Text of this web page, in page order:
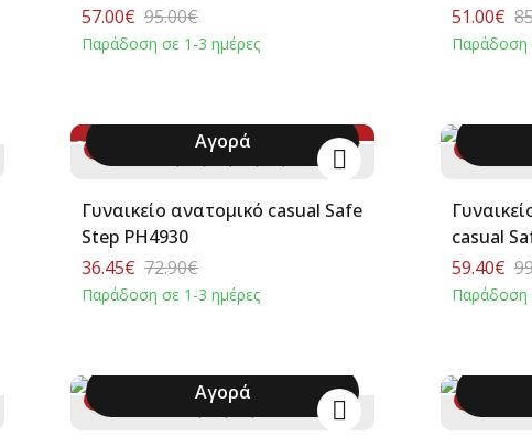
57.00€ 95.00€
Παράδοση σε 1-3 ημέρες
51.00€
Παράδοση
24:19:09:46
Αγορά
Γυναικείο ανατομικό casual Safe
Step PH4930
36.45€ 72.90€
Παράδοση σε 1-3 ημέρες
casual
59.40€
Παράδοση
Αγορά